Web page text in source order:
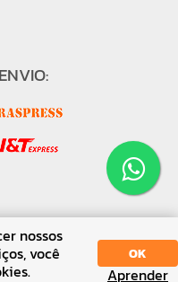
DISPLAY
nossos
você
OK
Aprender